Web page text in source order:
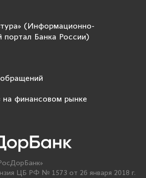
(Информационно-
портал Банка России)
на финансовом рынке
ЦБ РФ № 1573 от 26 января 2018 г.